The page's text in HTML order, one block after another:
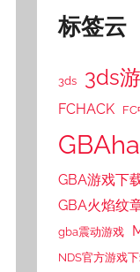
标签云
3ds 3ds
FCHACK
GBA游戏下
GBA火焰纹
gba震动游戏
NDS官方游戏